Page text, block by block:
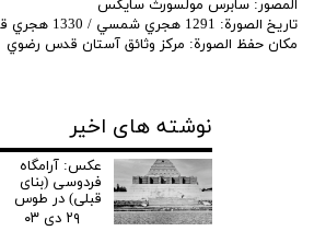
المصور: سابرس مولسورث سايكس
تاريخ الصورة: 1291 هجري شمسي / 1330 هجري قمري / 1912 ميلادي
مكان حفظ الصورة: مركز وثائق آستان قدس رضوي
نوشته های اخیر
عکس: آرامگاه
فردوسی (بنای
قبلی) در طوس
۲۹ دی ۰۳